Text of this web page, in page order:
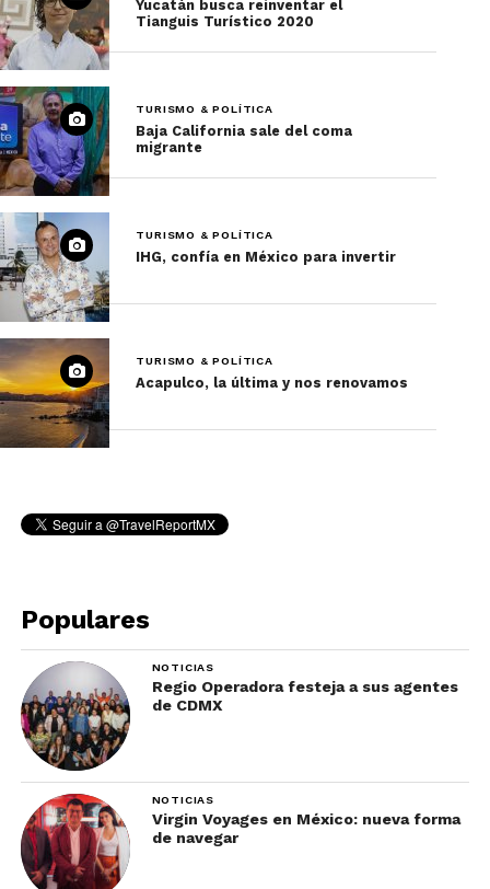
Yucatán busca reinventar el
Tianguis Turístico 2020
TURISMO & POLÍTICA
Baja California sale del coma
migrante
TURISMO & POLÍTICA
IHG, confía en México para invertir
TURISMO & POLÍTICA
Acapulco, la última y nos renovamos
Populares
NOTICIAS
Regio Operadora festeja a sus agentes
de CDMX
NOTICIAS
Virgin Voyages en México: nueva forma
de navegar